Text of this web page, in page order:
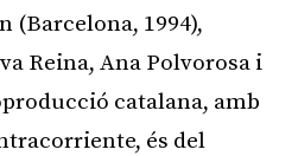
(Barcelona, 1994),
Reina, Ana Polvorosa i
catalana, amb
és del